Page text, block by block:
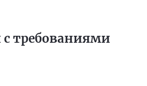
с требованиями